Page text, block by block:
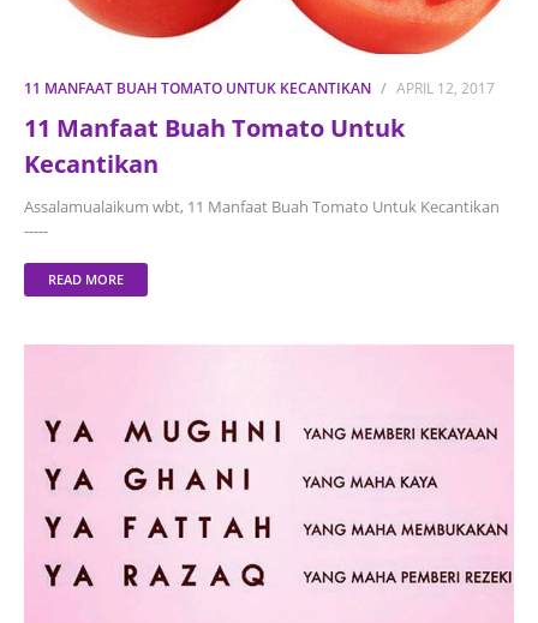
11 MANFAAT BUAH TOMATO UNTUK KECANTIKAN APRIL 12, 2017
11 Manfaat Buah Tomato Untuk
Kecantikan
Assalamualaikum wbt, 11 Manfaat Buah Tomato Untuk Kecantikan
-----
READ MORE